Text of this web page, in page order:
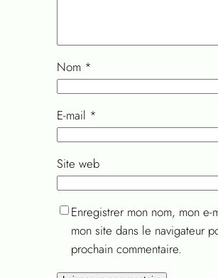
Nom *
E-mail *
Site web
Enregistrer mon nom, mon e-
mon site dans le navigateur
prochain commentaire.